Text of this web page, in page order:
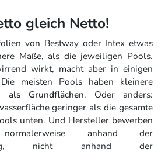
gleich Netto!
von Bestway oder Intex etwas
Maße, als die jeweiligen Pools.
wirkt, macht aber in einigen
meisten Pools haben kleinere
als Grundflächen. Oder anders:
geringer als die gesamte
unten. Und Hersteller bewerben
anhand der
nicht anhand der